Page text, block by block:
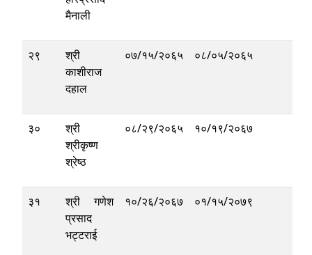
मैनाली
२९
श्री
काशीराज
दहाल
०७/१५/२०६५ ०८/०५/२०६५
३०
श्री
श्रीकृष्ण
श्रेष्ठ
०८/२९/२०६५ १०/१९/२०६७
३१
श्री गणेश
प्रसाद
भट्टराई
१०/२६/२०६७ ०१/१५/२०७९